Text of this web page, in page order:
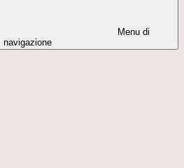
Menu di
navigazione